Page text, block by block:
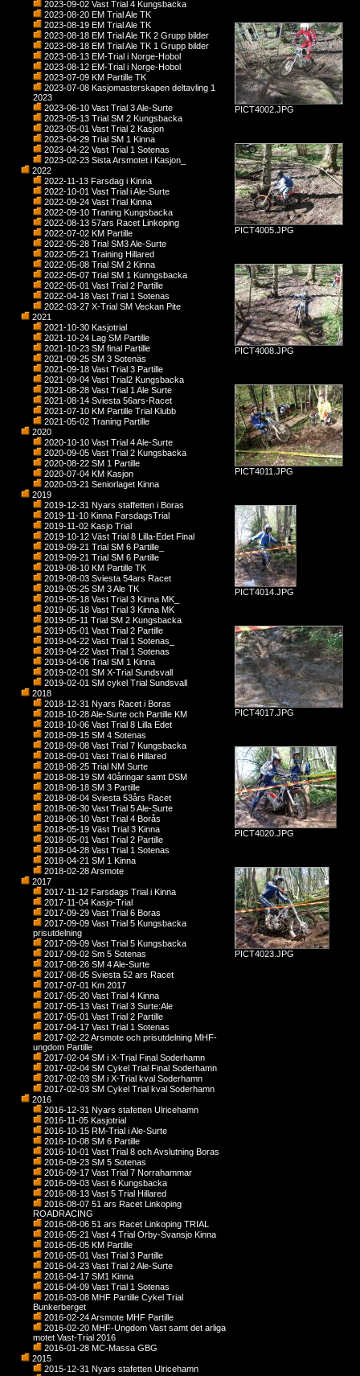
2023-09-02 Vast Trial 4 Kungsbacka
2023-08-20 EM Trial Ale TK
2023-08-19 EM Trial Ale TK
2023-08-18 EM Trial Ale TK 2 Grupp bilder
2023-08-18 EM Trial Ale TK 1 Grupp bilder
2023-08-13 EM-Trial i Norge-Hobol
2023-08-12 EM-Trial i Norge-Hobol
2023-07-09 KM Partille TK
2023-07-08 Kasjomasterskapen deltavling 1
2023
2023-06-10 Vast Trial 3 Ale-Surte
2023-05-13 Trial SM 2 Kungsbacka
2023-05-01 Vast Trial 2 Kasjon
2023-04-29 Trial SM 1 Kinna
2023-04-22 Vast Trial 1 Sotenas
2023-02-23 Sista Arsmotet i Kasjon_
2022
2022-11-13 Farsdag i Kinna
2022-10-01 Vast Trial i Ale-Surte
2022-09-24 Vast Trial Kinna
2022-09-10 Traning Kungsbacka
2022-08-13 57ars Racet Linkoping
2022-07-02 KM Partille
2022-05-28 Trial SM3 Ale-Surte
2022-05-21 Training Hillared
2022-05-08 Trial SM 2 Kinna
2022-05-07 Trial SM 1 Kunngsbacka
2022-05-01 Vast Trial 2 Partille
2022-04-18 Vast Trial 1 Sotenas
2022-03-27 X-Trial SM Veckan Pite
2021
2021-10-30 Kasjotrial
2021-10-24 Lag SM Partille
2021-10-23 SM final Partille
2021-09-25 SM 3 Sotenäs
2021-09-18 Vast Trial 3 Partille
2021-09-04 Vast Trial2 Kungsbacka
2021-08-28 Vast Trial 1 Ale Surte
2021-08-14 Sviesta 56ars-Racet
2021-07-10 KM Partille Trial Klubb
2021-05-02 Traning Partille
2020
2020-10-10 Vast Trial 4 Ale-Surte
2020-09-05 Vast Trial 2 Kungsbacka
2020-08-22 SM 1 Partille
2020-07-04 KM Kasjon
2020-03-21 Seniorlaget Kinna
2019
2019-12-31 Nyars staffetten i Boras
2019-11-10 Kinna FarsdagsTrial
2019-11-02 Kasjo Trial
2019-10-12 Väst Trial 8 Lilla-Edet Final
2019-09-21 Trial SM 6 Partille_
2019-09-21 Trial SM 6 Partille
2019-08-10 KM Partille TK
2019-08-03 Sviesta 54ars Racet
2019-05-25 SM 3 Ale TK
2019-05-18 Vast Trial 3 Kinna MK_
2019-05-18 Vast Trial 3 Kinna MK
2019-05-11 Trial SM 2 Kungsbacka
2019-05-01 Vast Trial 2 Partille
2019-04-22 Vast Trial 1 Sotenas_
2019-04-22 Vast Trial 1 Sotenas
2019-04-06 Trial SM 1 Kinna
2019-02-01 SM X-Trial Sundsvall
2019-02-01 SM cykel Trial Sundsvall
2018
2018-12-31 Nyars Racet i Boras
2018-10-28 Ale-Surte och Partille KM
2018-10-06 Vast Trial 8 Lilla Edet
2018-09-15 SM 4 Sotenas
2018-09-08 Vast Trial 7 Kungsbacka
2018-09-01 Vast Trial 6 Hillared
2018-08-25 Trial NM Surte
2018-08-19 SM 40åringar samt DSM
2018-08-18 SM 3 Partille
2018-08-04 Sviesta 53års Racet
2018-06-30 Vast Trial 5 Ale-Surte
2018-06-10 Vast Trial 4 Borås
2018-05-19 Väst Trial 3 Kinna
2018-05-01 Vast Trial 2 Partille
2018-04-28 Vast Trial 1 Sotenas
2018-04-21 SM 1 Kinna
2018-02-28 Arsmote
2017
2017-11-12 Farsdags Trial i Kinna
2017-11-04 Kasjo-Trial
2017-09-29 Vast Trial 6 Boras
2017-09-09 Vast Trial 5 Kungsbacka
prisutdelning
2017-09-09 Vast Trial 5 Kungsbacka
2017-09-02 Sm 5 Sotenas
2017-08-26 SM 4 Ale-Surte
2017-08-05 Sviesta 52 ars Racet
2017-07-01 Km 2017
2017-05-20 Vast Trial 4 Kinna
2017-05-13 Vast Trial 3 Surte:Ale
2017-05-01 Vast Trial 2 Partille
2017-04-17 Vast Trial 1 Sotenas
2017-02-22 Arsmote och prisutdelning MHF-
ungdom Partille
2017-02-04 SM i X-Trial Final Soderhamn
2017-02-04 SM Cykel Trial Final Soderhamn
2017-02-03 SM i X-Trial kval Soderhamn
2017-02-03 SM Cykel Trial kval Soderhamn
2016
2016-12-31 Nyars stafetten Ulricehamn
2016-11-05 Kasjotrial
2016-10-15 RM-Trial i Ale-Surte
2016-10-08 SM 6 Partille
2016-10-01 Vast Trial 8 och Avslutning Boras
2016-09-23 SM 5 Sotenas
2016-09-17 Vast Trial 7 Norrahammar
2016-09-03 Vast 6 Kungsbacka
2016-08-13 Vast 5 Trial Hillared
2016-08-07 51 ars Racet Linkoping
ROADRACING
2016-08-06 51 ars Racet Linkoping TRIAL
2016-05-21 Vast 4 Trial Orby-Svansjo Kinna
2016-05-05 KM Partille
2016-05-01 Vast Trial 3 Partille
2016-04-23 Vast Trial 2 Ale-Surte
2016-04-17 SM1 Kinna
2016-04-09 Vast Trial 1 Sotenas
2016-03-08 MHF Partille Cykel Trial
Bunkerberget
2016-02-24 Arsmote MHF Partille
2016-02-20 MHF-Ungdom Vast samt det arliga
motet Vast-Trial 2016
2016-01-28 MC-Massa GBG
2015
2015-12-31 Nyars stafetten Ulricehamn
PICT4002.JPG
PICT4005.JPG
PICT4008.JPG
PICT4011.JPG
PICT4014.JPG
PICT4017.JPG
PICT4020.JPG
PICT4023.JPG